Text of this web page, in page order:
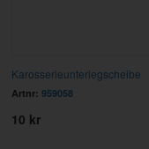
Karosserieunterlegscheibe
Artnr: 959058
10 kr